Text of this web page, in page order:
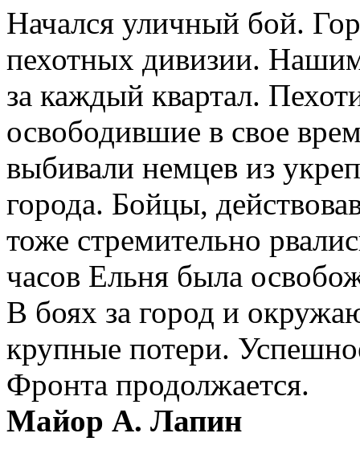
Начался уличный бой.
пехотных дивизии.
за каждый квартал.
освободившие в свое
выбивали немцев из
города. Бойцы,
тоже стремительно
часов Ельня была
В боях за город и
крупные потери.
Фронта продолжается.
Майор А. Лапин